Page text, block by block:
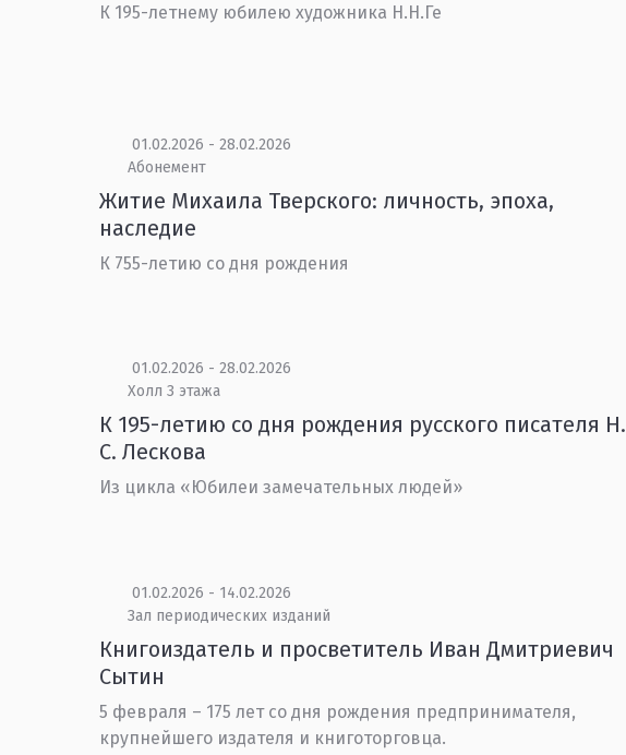
К 195-летнему юбилею художника Н.Н.Ге
01.02.2026 - 28.02.2026
Абонемент
Житие Михаила Тверского: личность, эпоха,
наследие
К 755-летию со дня рождения
01.02.2026 - 28.02.2026
Холл 3 этажа
К 195-летию со дня рождения русского писателя Н.
С. Лескова
Из цикла «Юбилеи замечательных людей»
01.02.2026 - 14.02.2026
Зал периодических изданий
Книгоиздатель и просветитель Иван Дмитриевич
Сытин
5 февраля – 175 лет со дня рождения предпринимателя,
крупнейшего издателя и книготорговца.